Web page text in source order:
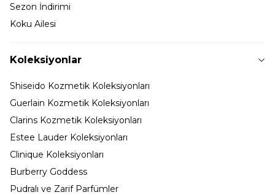
Sezon İndirimi
Koku Ailesi
Koleksiyonlar
Shiseido Kozmetik Koleksiyonları
Guerlain Kozmetik Koleksiyonları
Clarins Kozmetik Koleksiyonları
Estee Lauder Koleksiyonları
Clinique Koleksiyonları
Burberry Goddess
Pudralı ve Zarif Parfümler